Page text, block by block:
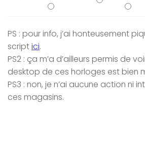
PS : pour info, j’ai honteusement
scriptici.
PS2 : ça m’a d’ailleurs permis de
desktop de ces horloges est bien
PS3 : non, je n’ai aucune action ni
ces magasins.